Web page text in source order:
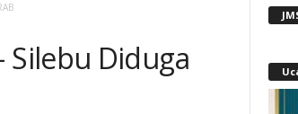
Silebu Diduga